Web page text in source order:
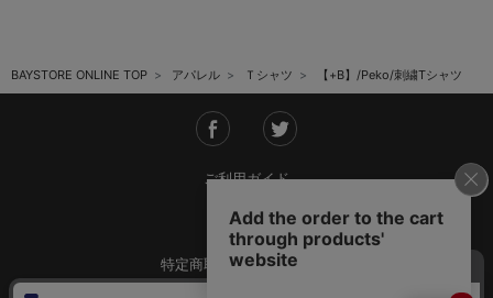
BAYSTORE ONLINE TOP アパレル Ｔシャツ 【+B】/Peko/刺繍Tシャツ
ご利用ガイド
会社概要
特定商取引法に基づく表記